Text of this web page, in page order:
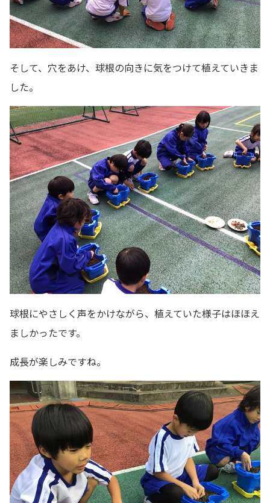
そして、穴をあけ、球根の向きに気をつけて植えていきま
した。
球根にやさしく声をかけながら、植えていた様子はほほえ
ましかったです。
成長が楽しみですね。